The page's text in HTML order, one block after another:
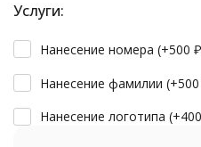
Услуги:
Нанесение номера (+500 ₽
Нанесение фамилии (+500
Нанесение логотипа (+400